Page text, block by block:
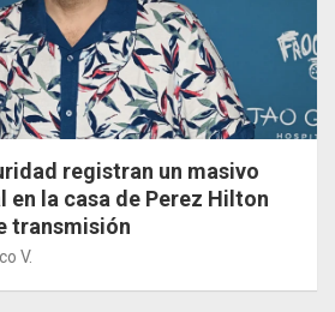
registran un masivo
la casa de Perez Hilton
transmisión
V.